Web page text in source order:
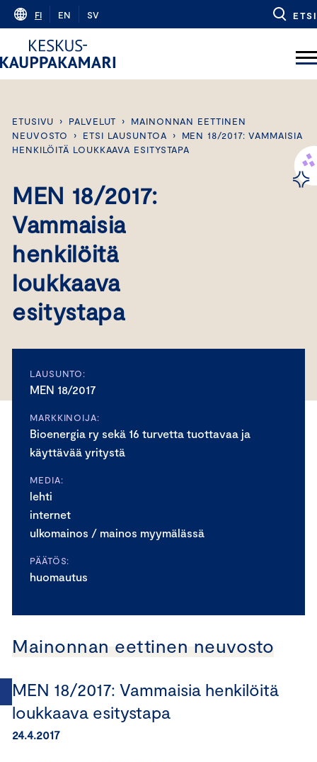
Skip
content
FI EN SV ETSI
ETUSIVU › PALVELUT ›
MAINONNAN EETTINEN
NEUVOSTO
› ETSI LAUSUNTOA ›
MEN 18/2017: VAMMAISIA
HENKILÖITÄ LOUKKAAVA ESITYSTAPA
MEN 18/2017:
Vammaisia
henkilöitä
loukkaava
esitystapa
LAUSUNTO:
MEN 18/2017
MARKKINOIJA:
Bioenergia ry sekä 16 turvetta tuottavaa ja
käyttävää yritystä
MEDIA:
lehti
internet
ulkomainos / mainos myymälässä
PÄÄTÖS:
huomautus
Mainonnan eettinen neuvosto
MEN 18/2017: Vammaisia henkilöitä
loukkaava esitystapa
24.4.2017